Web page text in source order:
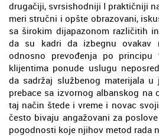
drugačiji, svrsishodniji I praktičniji
meri stručni i opšte obrazovani,
sa širokim dijapazonom različitih
da su kadri da izbegnu ovakav
odnosno prevođenja po
klijentima ponude uslugu
da sadržaj službenog materijala u
prebace sa izvornog albanskog na
taj način štede i vreme i novac
često bivaju angažovani za
pogodnosti koje njihov metod rada